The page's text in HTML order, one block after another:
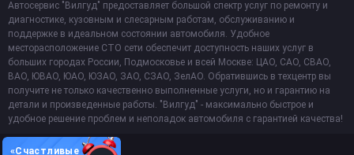
Автосервис "Вилгуд" предоставляет большой спектр услуг по ремонту и
диагностике, кузовным и слесарным работам, обслуживанию и
поддержке в идеальном состоянии автомобиля. Удобное
месторасположение СТО сети обеспечит доступность наших услуг в
больших городах России, Подмосковье и всей Москве: ЦАО, САО, СВАО,
ВАО, ЮВАО, ЮАО, ЮЗАО, ЗАО, СЗАО, ЗелАО. Обратившись в техцентр вы
получите не только качественно выполненные услуги, но и гарантию на
детали и произведенные работы. "Вилгуд" - максимально быстрое и
удобное решение проблем и неполадок автомобиля с гарантией качества!
«Счастливые